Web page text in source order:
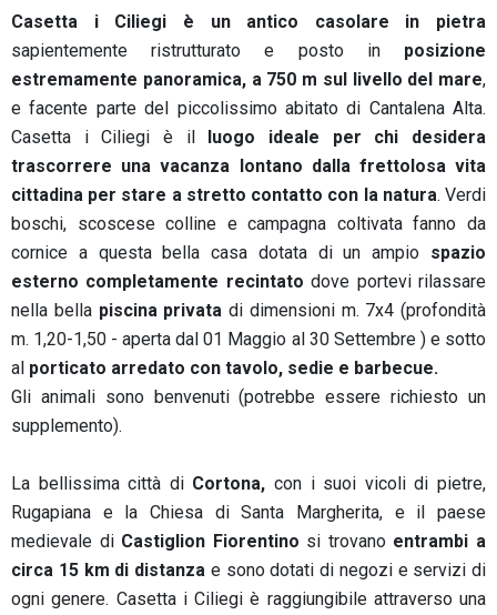
Casetta i Ciliegi è un antico casolare in pietra
sapientemente ristrutturato e posto in posizione
estremamente panoramica, a 750 m sul livello del mare,
e facente parte del piccolissimo abitato di Cantalena Alta.
Casetta i Ciliegi è il luogo ideale per chi desidera
trascorrere una vacanza lontano dalla frettolosa vita
cittadina per stare a stretto contatto con la natura. Verdi
boschi, scoscese colline e campagna coltivata fanno da
cornice a questa bella casa dotata di un ampio spazio
esterno completamente recintato dove portevi rilassare
nella bella piscina privata di dimensioni m. 7x4 (profondità
m. 1,20-1,50 - aperta dal 01 Maggio al 30 Settembre ) e sotto
al porticato arredato con tavolo, sedie e barbecue.
Gli animali sono benvenuti (potrebbe essere richiesto un
supplemento).
La bellissima città di Cortona, con i suoi vicoli di pietre,
Rugapiana e la Chiesa di Santa Margherita, e il paese
medievale di Castiglion Fiorentino si trovano entrambi a
circa 15 km di distanza e sono dotati di negozi e servizi di
ogni genere. Casetta i Ciliegi è raggiungibile attraverso una